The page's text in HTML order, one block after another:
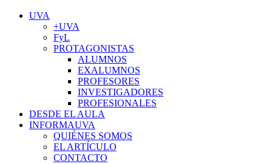
UVA
+UVA
FyL
PROTAGONISTAS
ALUMNOS
EXALUMNOS
PROFESORES
INVESTIGADORES
PROFESIONALES
DESDE EL AULA
INFORMAUVA
QUIÉNES SOMOS
EL ARTÍCULO
CONTACTO